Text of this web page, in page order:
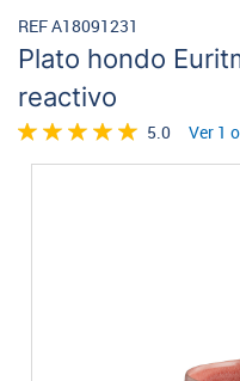
Plato hondo
reactivo
REF A18091231
5.0 Ver 1